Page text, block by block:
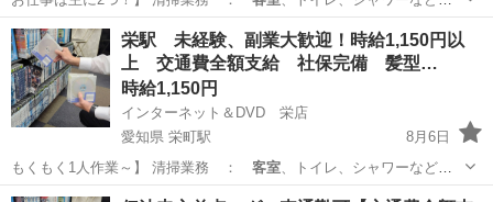
共有部の清掃 …
愛知 名古屋市 栄町駅 フロント スタッフ
栄駅 未経験、副業大歓迎！時給1,150円以
上 交通費全額支給 社保完備 髪型…
時給1,150円
インターネット＆DVD 栄店
愛知県 栄町駅
8月6日
もくもく1人作業～】 清掃業務 ： 客室、トイレ、シャワーなどの
共有部の清掃 …
愛知 名古屋市 栄町駅 清掃 フリーダイヤル